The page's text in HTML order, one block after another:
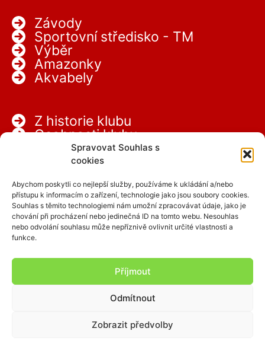
Spravovat Souhlas s
cookies
Abychom poskytli co nejlepší služby, používáme k ukládání a/nebo
přístupu k informacím o zařízení, technologie jako jsou soubory cookies.
Souhlas s těmito technologiemi nám umožní zpracovávat údaje, jako je
chování při procházení nebo jedinečná ID na tomto webu. Nesouhlas
nebo odvolání souhlasu může nepříznivě ovlivnit určité vlastnosti a
funkce.
Příjmout
Odmítnout
Zobrazit předvolby
Závody
Sportovní středisko - TM
Výběr
Amazonky
Akvabely
Z historie klubu
Osobnosti klubu
Partneři
Kariéra
clen.scpap.cz